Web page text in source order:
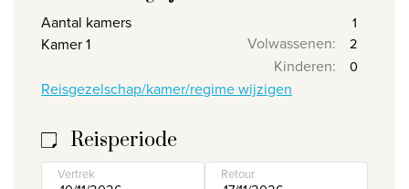
Bekijk alle promoties
Over Travelworld
Waarom Travelworld
Onze bestemmingen
Aantal kamers
Kamer 1
Volwassenen:
Kinderen:
Reisgezelschap/kamer/regime wijzigen
Reisperiode
Vertrek Retour